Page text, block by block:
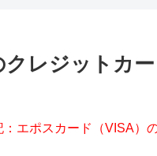
クレジットカ
エポスカード（VISA）